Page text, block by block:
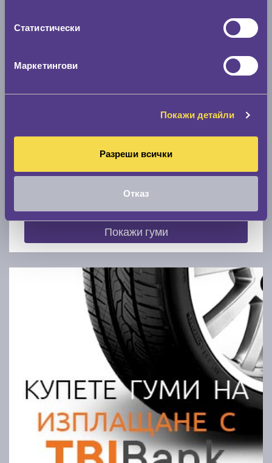
Статистически
Маркетингови
Покажи детайли
Разреши всички
Отказ
Намери гуми с новия размер
Модел
Покажи гуми